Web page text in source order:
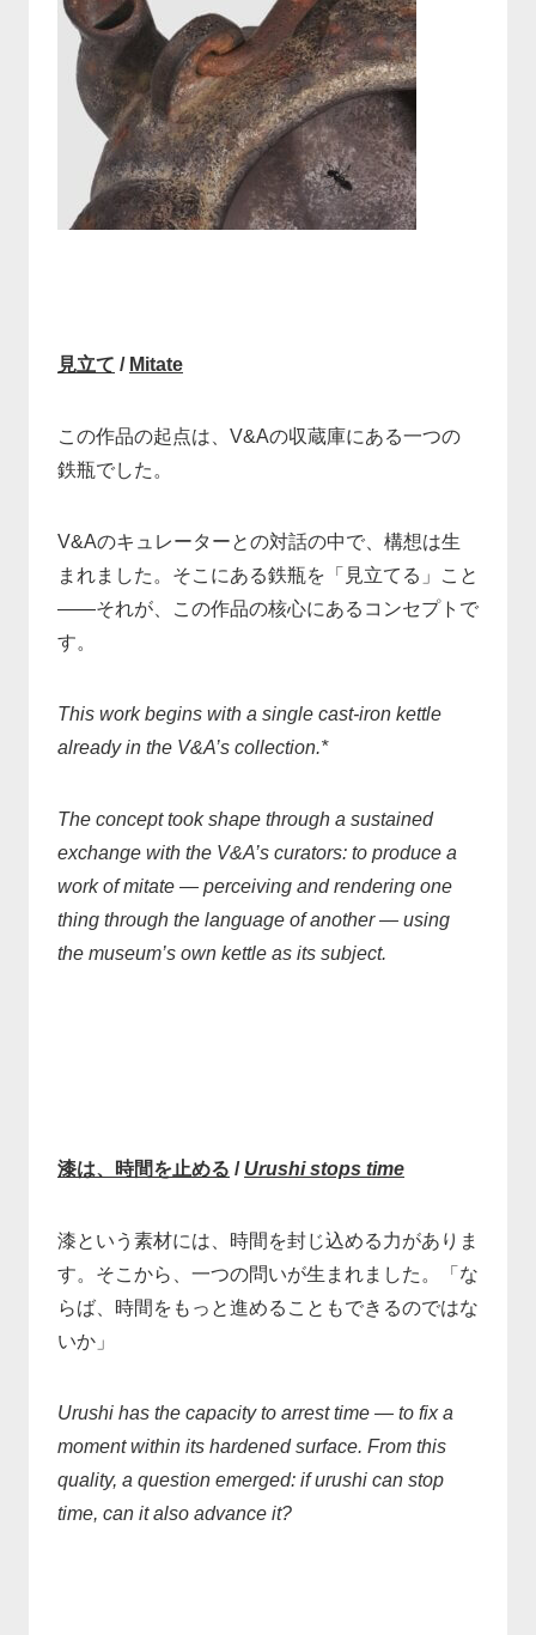
見立て / Mitate
この作品の起点は、V&Aの収蔵庫にある一つの
鉄瓶でした。
V&Aのキュレーターとの対話の中で、構想は生
まれました。そこにある鉄瓶を「見立てる」こと
——それが、この作品の核心にあるコンセプトで
す。
This work begins with a single cast-iron kettle
already in the V&A’s collection.*
The concept took shape through a sustained
exchange with the V&A’s curators: to produce a
work of mitate — perceiving and rendering one
thing through the language of another — using
the museum’s own kettle as its subject.
漆は、時間を止める / Urushi stops time
漆という素材には、時間を封じ込める力がありま
す。そこから、一つの問いが生まれました。「な
らば、時間をもっと進めることもできるのではな
いか」
Urushi has the capacity to arrest time — to fix a
moment within its hardened surface. From this
quality, a question emerged: if urushi can stop
time, can it also advance it?